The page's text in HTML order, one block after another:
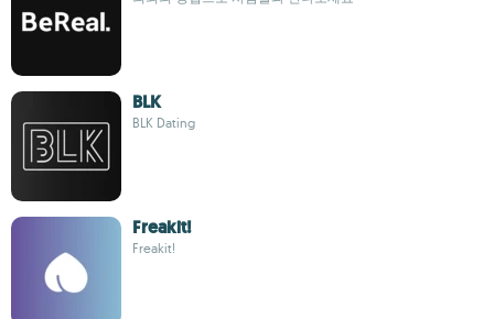
BLK
BLK Dating
Freakit!
Freakit!